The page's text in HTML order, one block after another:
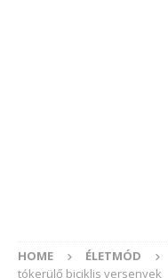
HOME ÉLETMÓD
tókerülő biciklis versenyek